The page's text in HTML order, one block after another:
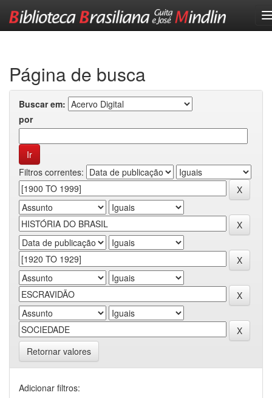
Página de busca
Buscar em:
por
Filtros correntes:
Retornar valores
Adicionar filtros: